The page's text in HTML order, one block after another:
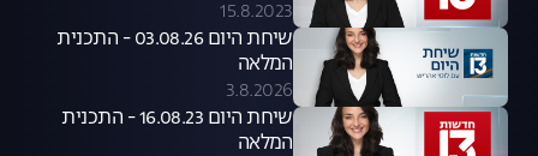
15.8.2023
שיחת היום 03.08.26 - התכנית
המלאה
3.8.2026
שיחת היום 16.08.23 - התכנית
המלאה